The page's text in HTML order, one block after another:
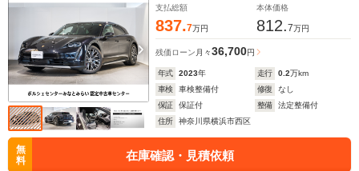
支払総額
837.7万円
本体価格
812.7万円
残価ローン 月々36,700円
年式 2023年 走行 0.2万km
車検
車検整備付 修復
なし
保証
保証付 整備
法定整備付
住所
神奈川県横浜市西区
無
料
在庫確認・見積依頼